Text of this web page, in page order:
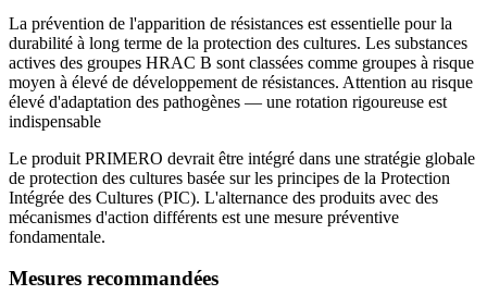
La prévention de l'apparition de résistances est essentielle pour la
durabilité à long terme de la protection des cultures. Les substances
actives des groupes HRAC B sont classées comme groupes à risque
moyen à élevé de développement de résistances. Attention au risque
élevé d'adaptation des pathogènes — une rotation rigoureuse est
indispensable
Le produit PRIMERO devrait être intégré dans une stratégie globale
de protection des cultures basée sur les principes de la Protection
Intégrée des Cultures (PIC). L'alternance des produits avec des
mécanismes d'action différents est une mesure préventive
fondamentale.
Mesures recommandées